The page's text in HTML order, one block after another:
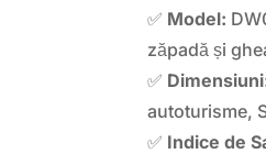
✅ Model:
zăpadă și
✅
autoturisme,
✅ Indice de